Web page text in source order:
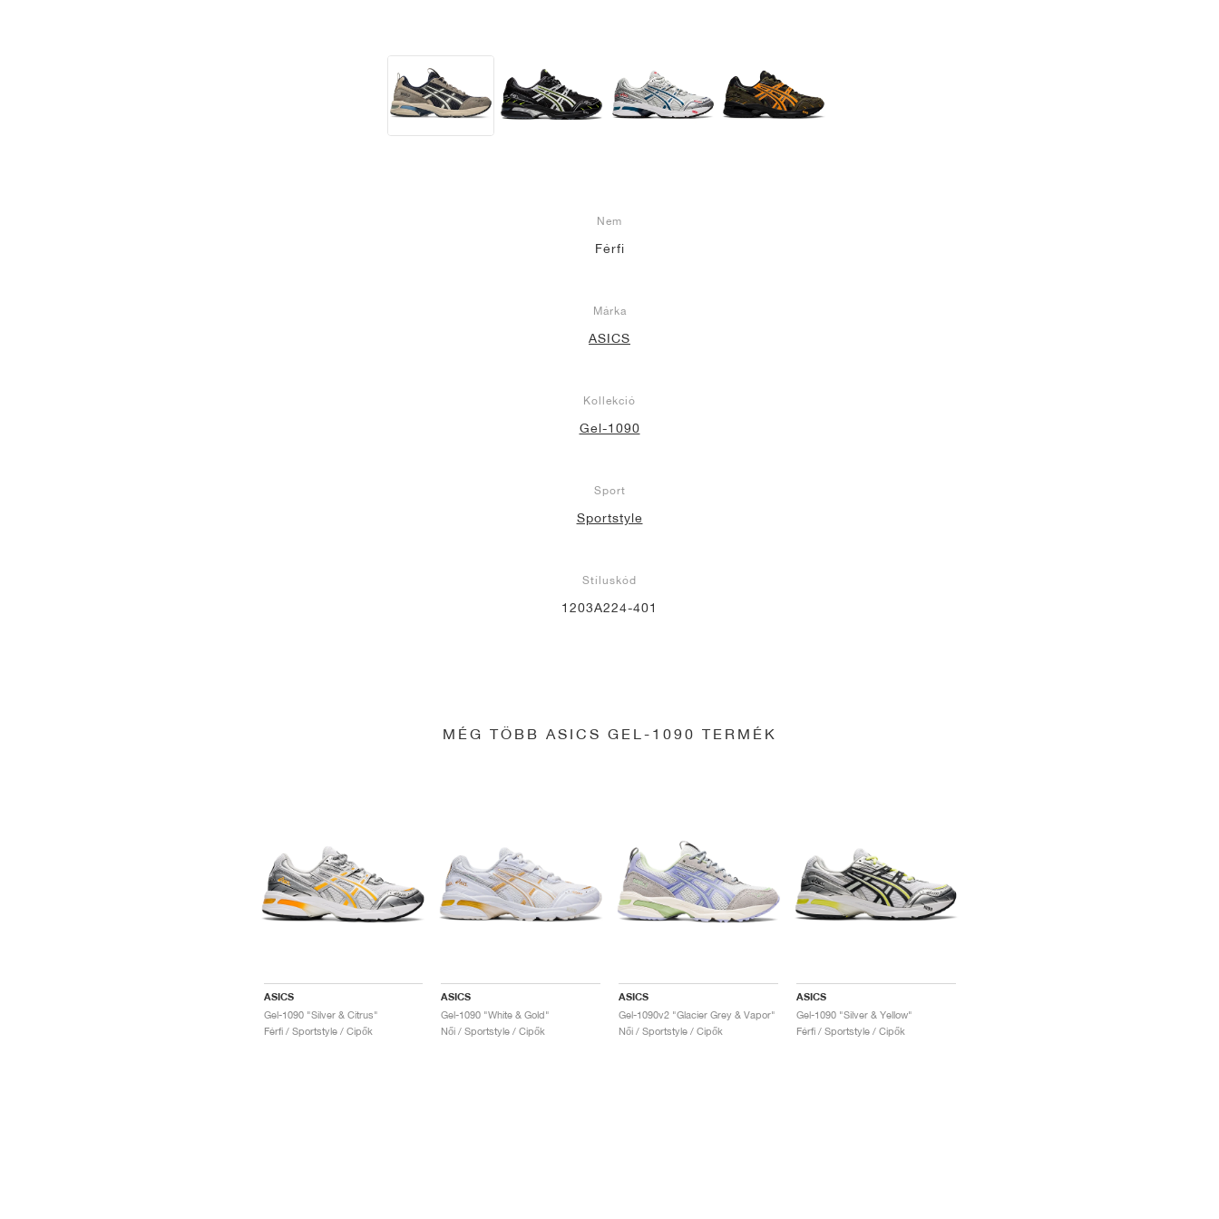
Nem
Férfi
Márka
ASICS
Kollekció
Gel-1090
Sport
Sportstyle
Stíluskód
1203A224-401
MÉG TÖBB ASICS GEL-1090 TERMÉK
ASICS
Gel-1090 "Silver & Citrus"
Férfi / Sportstyle / Cipők
ASICS
Gel-1090 "White & Gold"
Női / Sportstyle / Cipők
ASICS
Gel-1090v2 "Glacier Grey & Vapor"
Női / Sportstyle / Cipők
ASICS
Gel-1090 "Silver & Yellow"
Férfi / Sportstyle / Cipők